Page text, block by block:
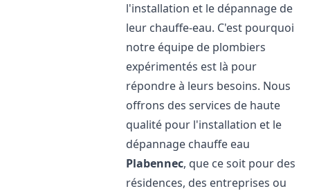
l'installation et le dépannage de
leur chauffe-eau. C'est pourquoi
notre équipe de plombiers
expérimentés est là pour
répondre à leurs besoins. Nous
offrons des services de haute
qualité pour l'installation et le
dépannage chauffe eau
Plabennec, que ce soit pour des
résidences, des entreprises ou